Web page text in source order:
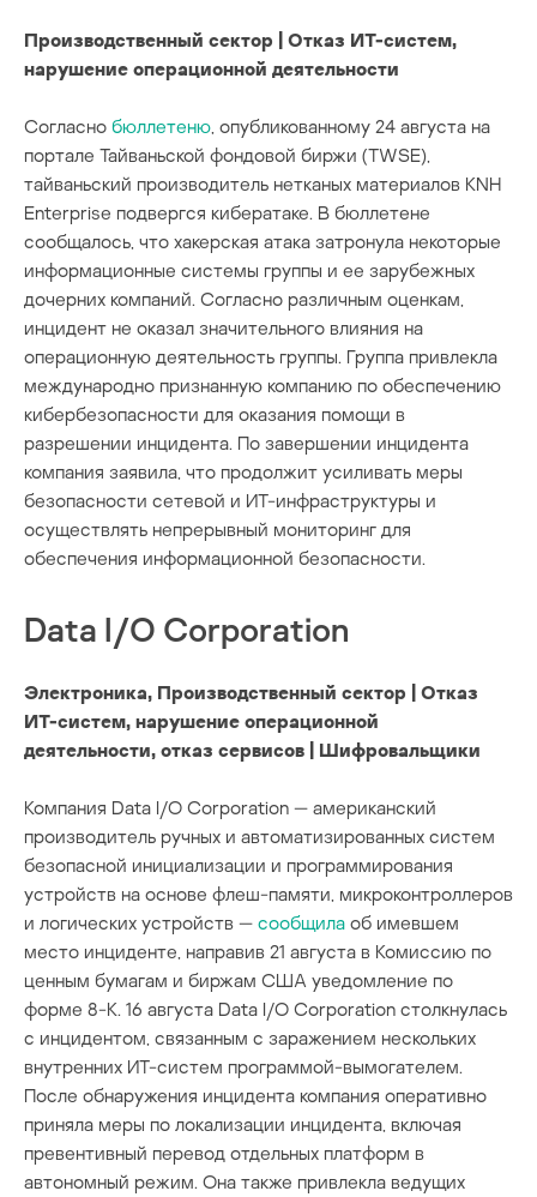
Производственный сектор | Отказ ИТ-систем,
нарушение операционной деятельности
Согласно бюллетеню, опубликованному 24 августа на
портале Тайваньской фондовой биржи (TWSE),
тайваньский производитель нетканых материалов KNH
Enterprise подвергся кибератаке. В бюллетене
сообщалось, что хакерская атака затронула некоторые
информационные системы группы и ее зарубежных
дочерних компаний. Согласно различным оценкам,
инцидент не оказал значительного влияния на
операционную деятельность группы. Группа привлекла
международно признанную компанию по обеспечению
кибербезопасности для оказания помощи в
разрешении инцидента. По завершении инцидента
компания заявила, что продолжит усиливать меры
безопасности сетевой и ИТ-инфраструктуры и
осуществлять непрерывный мониторинг для
обеспечения информационной безопасности.
Data I/O Corporation
Электроника, Производственный сектор | Отказ
ИТ-систем, нарушение операционной
деятельности, отказ сервисов | Шифровальщики
Компания Data I/O Corporation — американский
производитель ручных и автоматизированных систем
безопасной инициализации и программирования
устройств на основе флеш-памяти, микроконтроллеров
и логических устройств — сообщила об имевшем
место инциденте, направив 21 августа в Комиссию по
ценным бумагам и биржам США уведомление по
форме 8-K. 16 августа Data I/O Corporation столкнулась
с инцидентом, связанным с заражением нескольких
внутренних ИТ-систем программой-вымогателем.
После обнаружения инцидента компания оперативно
приняла меры по локализации инцидента, включая
превентивный перевод отдельных платформ в
автономный режим. Она также привлекла ведущих